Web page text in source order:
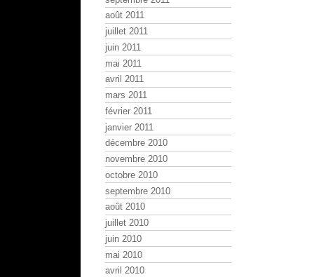
août 2011
juillet 2011
juin 2011
mai 2011
avril 2011
mars 2011
février 2011
janvier 2011
décembre 2010
novembre 2010
octobre 2010
septembre 2010
août 2010
juillet 2010
juin 2010
mai 2010
avril 2010